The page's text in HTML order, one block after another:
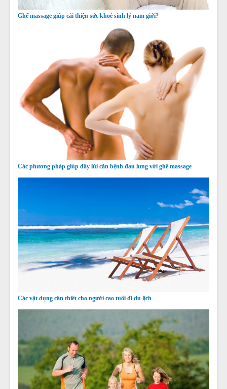
Ghế massage giúp cải thiện sức khoẻ sinh lý nam giới?
Các phương pháp giúp đẩy lùi căn bệnh đau lưng với ghế massage
Các vật dụng cần thiết cho người cao tuổi đi du lịch